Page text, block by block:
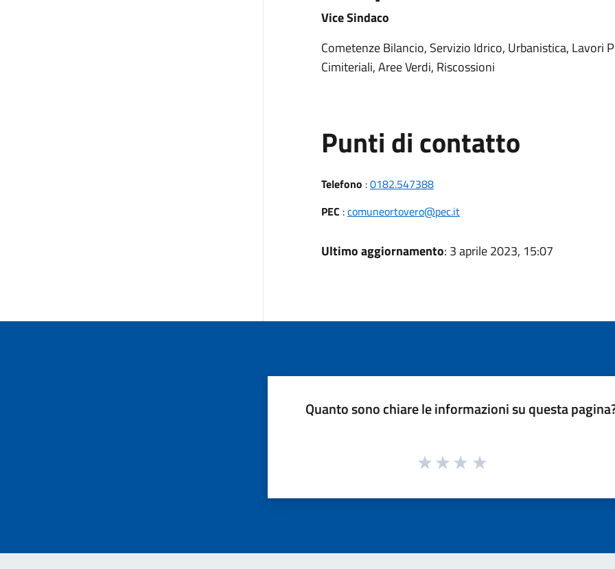
Vice Sindaco
Cometenze Bilancio, Servizio Idrico, Urbanistica, Lavori
Cimiteriali, Aree Verdi, Riscossioni
Punti di contatto
Telefono :0182.547388
PEC :comuneortovero@pec.it
Ultimo aggiornamento: 3 aprile 2023, 15:07
Quanto sono chiare le informazioni su questa